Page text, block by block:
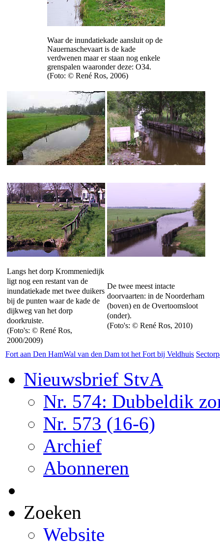
Waar de inundatiekade aansluit op de
Nauernaschevaart is de kade
verdwenen maar er staan nog enkele
grenspalen waaronder deze: O34.
(Foto: © René Ros, 2006)
Langs het dorp Krommeniedijk
ligt nog een restant van de
inundatiekade met twee duikers
bij de punten waar de kade de
dijkweg van het dorp
doorkruiste.
(Foto's: © René Ros,
2000/2009)
De twee meest intacte
doorvaarten: in de Noorderham
(boven) en de Overtoomsloot
(onder).
(Foto's: © René Ros, 2010)
Fort aan Den HamWal van den Dam tot het Fort bij Veldhuis
Nieuwsbrief StvA
Nr. 574: Dubbeldik
Nr. 573 (16-6)
Archief
Abonneren
Zoeken
Website